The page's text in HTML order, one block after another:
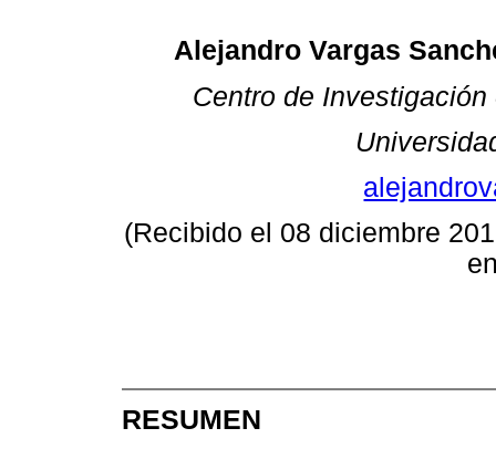
Alejandro Vargas
Centro de
(Recibido el 08 diciembre
RESUMEN